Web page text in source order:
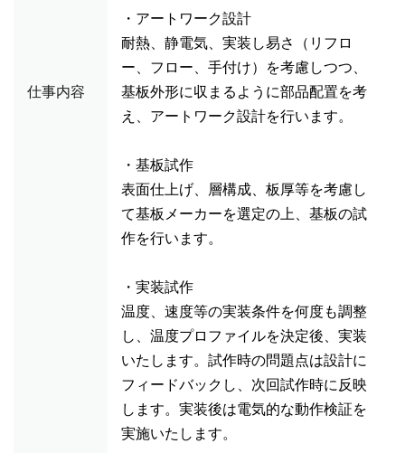
仕事内容
・アートワーク設計
耐熱、静電気、実装し易さ（リフロ
ー、フロー、手付け）を考慮しつつ、
基板外形に収まるように部品配置を考
え、アートワーク設計を行います。
・基板試作
表面仕上げ、層構成、板厚等を考慮し
て基板メーカーを選定の上、基板の試
作を行います。
・実装試作
温度、速度等の実装条件を何度も調整
し、温度プロファイルを決定後、実装
いたします。試作時の問題点は設計に
フィードバックし、次回試作時に反映
します。実装後は電気的な動作検証を
実施いたします。